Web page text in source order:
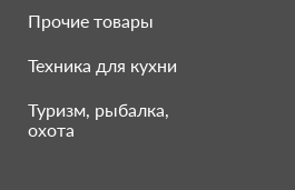
Прочие товары
Техника для кухни
Туризм, рыбалка,
охота